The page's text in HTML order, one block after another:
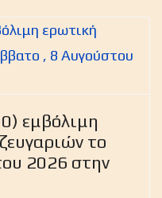
εμβόλιμη
το
2026 στην